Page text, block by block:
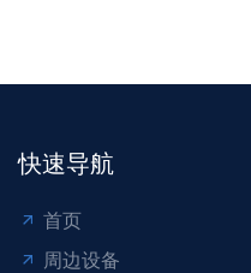
快速导航
首页
周边设备